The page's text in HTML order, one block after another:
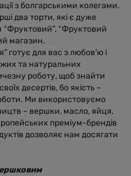
з болгарськими колегами.
два торти, які є дуже
“Фруктовий”, “Фруктовий
магазин.
готує для вас з любов’ю і
та натуральних
роботу, щоб знайти
десертів, бо якість –
Ми використовуємо
– вершки, масло, яйця,
преміум-брендів
дозволяє нам досягати